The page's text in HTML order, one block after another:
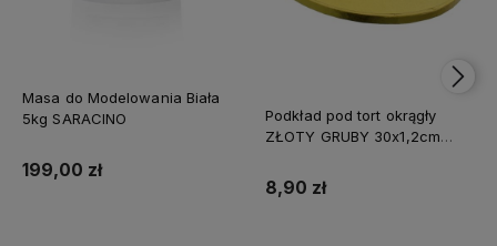
Masa do Modelowania Biała
5kg SARACINO
199,00 zł
Podkład pod tort okrągły
ZŁOTY GRUBY 30x1,2cm
8,90 zł